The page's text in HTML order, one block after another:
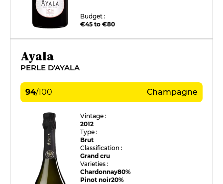
Budget :
€45 to €80
Ayala
PERLE D'AYALA
94/100 Champagne
Vintage :
2012
Type :
Brut
Classification :
Grand cru
Varieties :
Chardonnay80%
Pinot noir20%